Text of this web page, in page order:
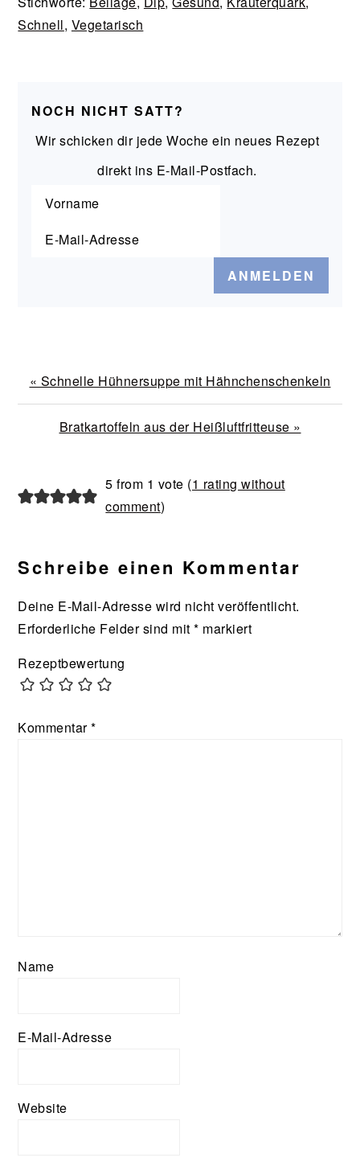
Schnell, Vegetarisch
NOCH NICHT SATT?
Wir schicken dir jede Woche ein neues Rezept
direkt ins E-Mail-Postfach.
Vorheriger
Beitrag:
« Schnelle Hühnersuppe mit Hähnchenschenkeln
Nächster
Bratkartoffeln aus der Heißluftfritteuse »
Leser-
Interaktionen
5 from 1 vote (1 rating without
comment)
Schreibe einen Kommentar
Deine E-Mail-Adresse wird nicht veröffentlicht.
Erforderliche Felder sind mit* markiert
Rezeptbewertung
Kommentar*
Name
E-Mail-Adresse
Website